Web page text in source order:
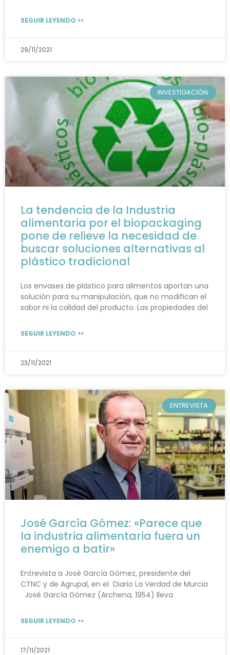
SEGUIR LEYENDO >>
29/11/2021
INVESTIGACIÓN
La tendencia de la Industria
alimentaria por el biopackaging
pone de relieve la necesidad de
buscar soluciones alternativas al
plástico tradicional
Los envases de plástico para alimentos aportan una
solución para su manipulación, que no modifican el
sabor ni la calidad del producto. Las propiedades del
SEGUIR LEYENDO >>
23/11/2021
ENTREVISTA
José García Gómez: «Parece que
la industria alimentaria fuera un
enemigo a batir»
Entrevista a José García Gómez, presidente del
CTNC y de Agrupal, en el Diario La Verdad de Murcia
José García Gómez (Archena, 1954) lleva
SEGUIR LEYENDO >>
17/11/2021